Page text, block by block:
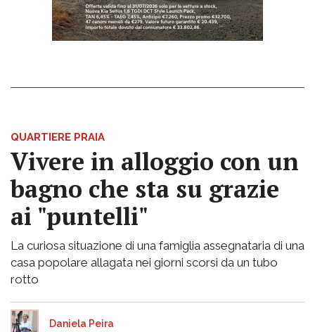
QUARTIERE PRAIA
Vivere in alloggio con un
bagno che sta su grazie
ai "puntelli"
La curiosa situazione di una famiglia assegnataria di una
casa popolare allagata nei giorni scorsi da un tubo
rotto
Daniela Peira